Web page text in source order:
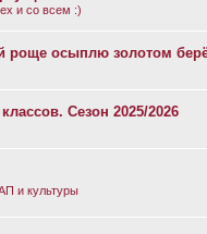
и со всем :)
роще осыплю золотом
Сезон 2025/2026
и культуры